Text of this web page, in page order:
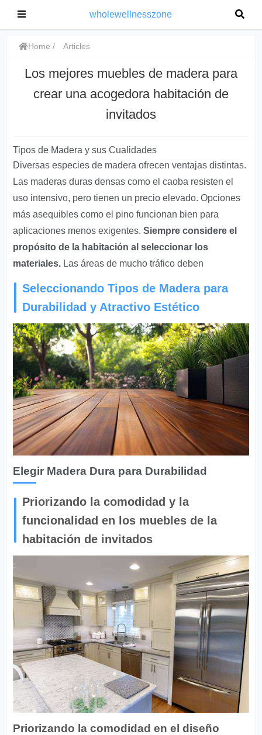
wholewellnesszone
Home Articles
Los mejores muebles de madera para
crear una acogedora habitación de
invitados
Tipos de Madera y sus Cualidades
Diversas especies de madera ofrecen ventajas distintas.
Las maderas duras densas como el caoba resisten el
uso intensivo, pero tienen un precio elevado. Opciones
más asequibles como el pino funcionan bien para
aplicaciones menos exigentes.Siempre considere el
propósito de la habitación al seleccionar los
materiales. Las áreas de mucho tráfico deben
Seleccionando Tipos de Madera para
Durabilidad y Atractivo Estético
Elegir Madera Dura para Durabilidad
Priorizando la comodidad y la
funcionalidad en los muebles de la
habitación de invitados
Priorizando la comodidad en el diseño